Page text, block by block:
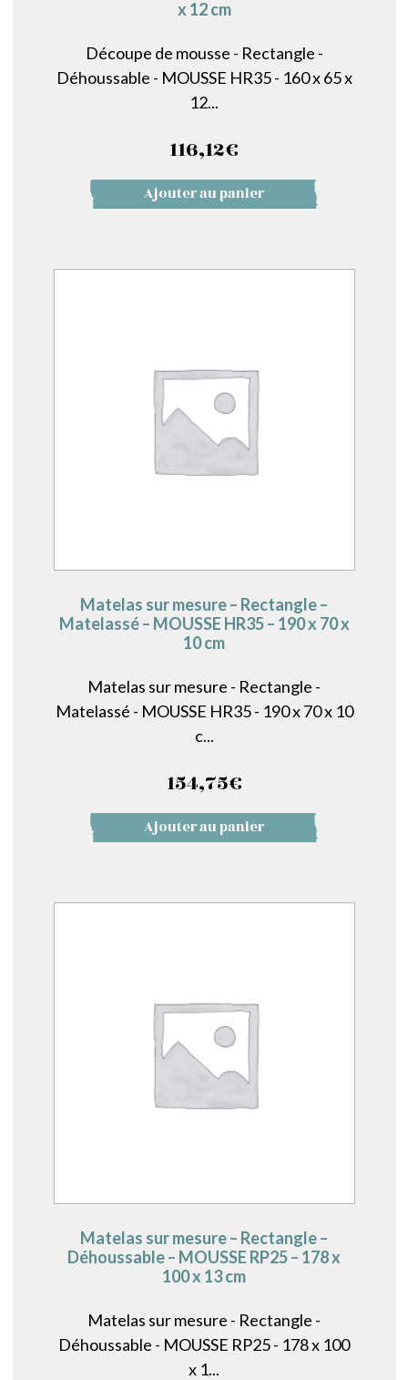
x 12 cm
Découpe de mousse - Rectangle -
Déhoussable - MOUSSE HR35 - 160 x 65 x
12...
116,12€
Ajouter au panier
Matelas sur mesure – Rectangle –
Matelassé – MOUSSE HR35 – 190 x 70 x
10 cm
Matelas sur mesure - Rectangle -
Matelassé - MOUSSE HR35 - 190 x 70 x 10
c...
154,75€
Ajouter au panier
Matelas sur mesure – Rectangle –
Déhoussable – MOUSSE RP25 – 178 x
100 x 13 cm
Matelas sur mesure - Rectangle -
Déhoussable - MOUSSE RP25 - 178 x 100
x 1...